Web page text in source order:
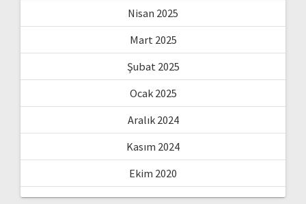
Nisan 2025
Mart 2025
Şubat 2025
Ocak 2025
Aralık 2024
Kasım 2024
Ekim 2020